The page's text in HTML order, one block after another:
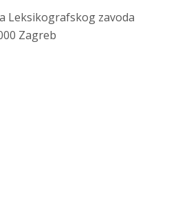
Leksikografskog zavoda
Zagreb